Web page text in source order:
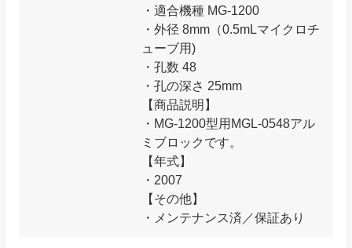
・適合機種 MG-1200
・外径 8mm（0.5mLマイクロチ
ューブ用)
・孔数 48
・孔の深さ 25mm
【商品説明】
・MG-1200型用MGL-0548アル
ミブロックです。
【年式】
・2007
【その他】
・メンテナンス済／保証あり